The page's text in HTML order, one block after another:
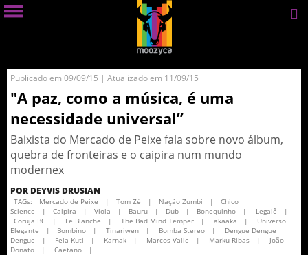
Publicado em 09/09/15 | Atualizado em 11/09/15
"A paz, como a música, é uma
necessidade universal”
Baixista do Mercado de Peixe fala sobre novo álbum,
quebra de fronteiras e o caipira num mundo
modernex
POR DEYVIS DRUSIAN
TAGs: Mercado de Peixe | Tom Zé | Nação Zumbi |
Chico
Science
| Caipira | Viola | Bauru | Dub | Bonequinho | Legalê
|
Coruja BC
| Le Blanche | The Bad Mind Temper | akaaka |
Universo
Elegante
| Bombino | Tinariwen | Bomba Stereo |
Dengue Dengue
Dengue
| Fela Kuti | Karnak | Marcos Valle | Marku Ribas |
João
Donato
| Caetano |